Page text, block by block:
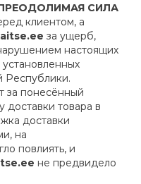
СИЛА
клиентом, а
за ущерб,
настоящих
Республики.
за понесённый
товара в
доставки
на
повлиять, и
не предвидело